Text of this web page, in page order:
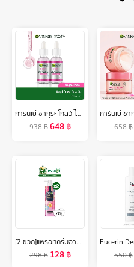
การ์นิเย่ ซากุระ โกลว์ ไฮยาลูรอน บูสเตอร์ เซรั่ม 30 มล.x2 GARNIER SERUM 30ML X2 เซรั่มหน้าใส เซรั่มบำรุงผิวหน้า
938฿648฿
658฿
[2 ขวด]แพรอทครีมอาบน้ำ ออยล์อินบาธ เลิฟลี่ ยัง 400มล. [Bundle 2]Parrot Oil In Bath Oil Lovely Young 400 ML สบู่เหลว Liquid soap
298฿ 128฿
550฿